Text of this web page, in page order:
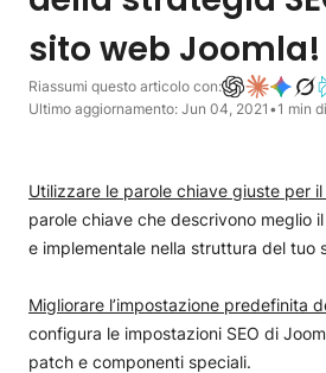
sito web Joomla!
Riassumi questo articolo con:
Ultimo aggiornamento: Jun 04, 2021 •1 min
Utilizzare le parole chiave giuste per
parole chiave che descrivono meglio
e implementale nella struttura del tuo
Migliorare l’impostazione predefinita
configura le impostazioni SEO di
patch e componenti speciali.